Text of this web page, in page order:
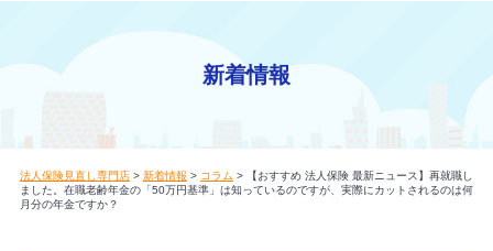
新着情報
法人保険見直し専門店> 新着情報 > コラム >
【おすすめ 法人保険 最新ニュース】再就職し
ました。在職老齢年金の「50万円基準」は知っているのですが、実際にカットされるのは何
月分の年金ですか？